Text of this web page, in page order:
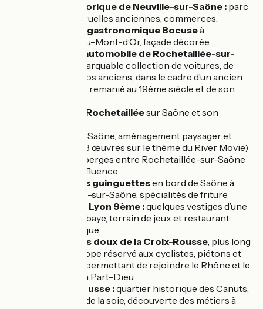
Centre historique de Neuville-sur-Saône : parc
de la mairie, ruelles anciennes, commerces.
Restaurant gastronomique Bocuseà
Collonges-au-Mont-d’Or, façade décorée
Musée de l’automobile de Rochetaillée-sur-
remarquable collection de voitures, de
motos et vélos anciens, dans le cadre d’un ancien
château-fort remanié au 19ème siècle et de son
L’écluse de Rochetailléesur Saône et son
Les Rives de Saône, aménagement paysager et
artistique (23 œuvres sur le thème du River Movie)
de 15 km de berges entre Rochetaillée-sur-Saône
et Lyon Confluence
Restaurants guinguettesen bord de Saône à
Rochetaillée-sur-Saône, spécialités de friture
L’ile Barbe à Lyon 9ème :quelques vestiges d’une
ancienne abbaye, terrain de jeux et restaurant
gastronomique
Tube modes doux de la Croix-Rousse, plus long
tunnel d’Europe réservé aux cyclistes, piétons et
bus (1,8 km), permettant de rejoindre le Rhône et le
quartier de la Part-Dieu
La Croix-Rousse :quartier historique des Canuts,
les ouvriers de la soie, découverte des métiers à